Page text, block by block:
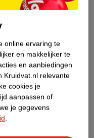
geen Nature
online ervaring te
en makkelijker te
en aanbiedingen
Kruidvat.nl relevante
cookies je
aanpassen of
je gegevens
.